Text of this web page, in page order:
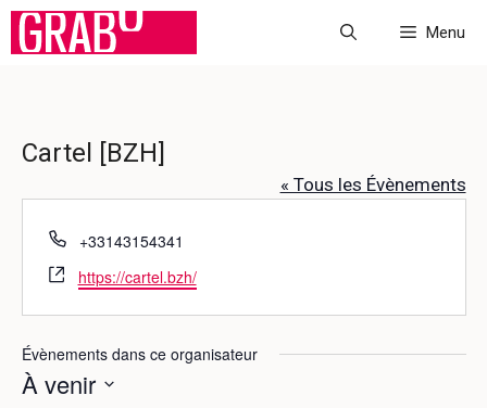
Aller
Menu
Cartel [BZH]
« Tous les Évènements
T
l
h
o
+33143154341
S
i
t
e
https://cartel.bzh/
Évènements dans ce organisateur
À venir